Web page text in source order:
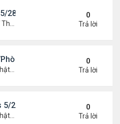
28/21 - 6/4/21
9:51 am
0
Trả lời
5/21/21- 5/28/21
2:21 pm
0
Trả lời
21/21- 5/28/21
2:19 pm
0
Trả lời